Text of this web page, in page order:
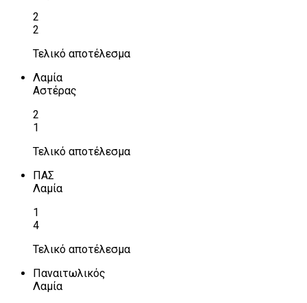
2
2
Τελικό αποτέλεσμα
Λαμία
Αστέρας
2
1
Τελικό αποτέλεσμα
ΠΑΣ
Λαμία
1
4
Τελικό αποτέλεσμα
Παναιτωλικός
Λαμία